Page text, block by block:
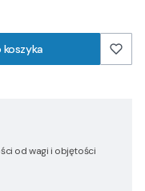
od wagi i objętości